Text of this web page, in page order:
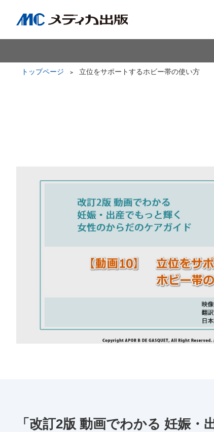
トップページ 立位をサポートするホビー帯の使い方
「改訂2版 動画でわかる 妊娠